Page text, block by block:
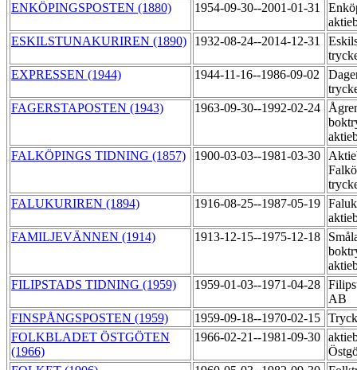
ENKÖPINGSPOSTEN (1880)
1954-09-30--2001-01-31
ESKILSTUNAKURIREN (1890)
1932-08-24--2014-12-31
EXPRESSEN (1944)
1944-11-16--1986-09-02
FAGERSTAPOSTEN (1943)
1963-09-30--1992-02-24
FALKÖPINGS TIDNING (1857)
1900-03-03--1981-03-30
FALUKURIREN (1894)
1916-08-25--1987-05-19
FAMILJEVÄNNEN (1914)
1913-12-15--1975-12-18
FILIPSTADS TIDNING (1959)
1959-01-03--1971-04-28
AB
FINSPÅNGSPOSTEN (1959)
1959-09-18--1970-02-15
FOLKBLADET ÖSTGÖTEN
(1966)
1966-02-21--1981-09-30